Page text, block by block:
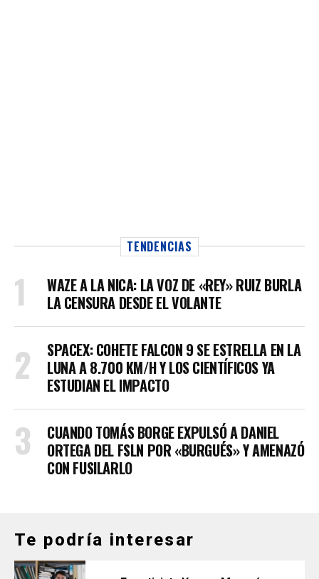
TENDENCIAS
WAZE A LA NICA: LA VOZ DE «REY» RUIZ BURLA
LA CENSURA DESDE EL VOLANTE
SPACEX: COHETE FALCON 9 SE ESTRELLA EN LA
LUNA A 8.700 KM/H Y LOS CIENTÍFICOS YA
ESTUDIAN EL IMPACTO
CUANDO TOMÁS BORGE EXPULSÓ A DANIEL
ORTEGA DEL FSLN POR «BURGUÉS» Y AMENAZÓ
CON FUSILARLO
Te podría interesar